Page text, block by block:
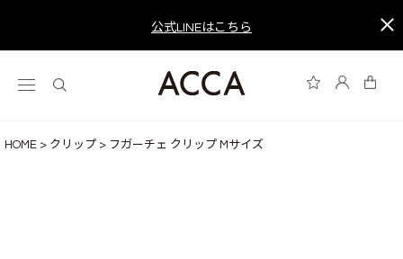
公式LINEはこちら
HOME クリップ フガーチェ クリップ Mサイズ